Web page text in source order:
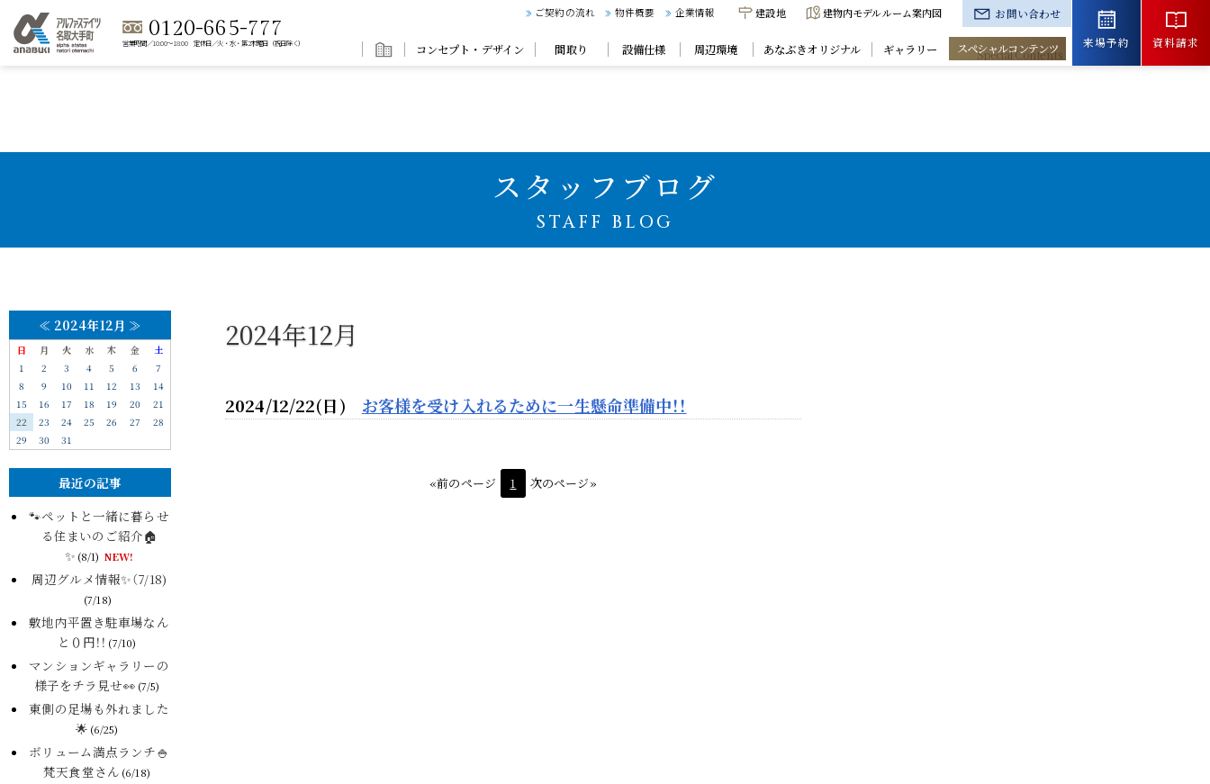
0120-665-777
営業時間／10:00～18:00 定休日／火・水・第2木曜日（祝日除く）
ご契約の流れ 物件概要 企業情報 建設地 建物内モデルルーム案内図
お問い合わせ
来場予約
資料請求
コンセプト・デザイン 間取り 設備仕様 周辺環境 あなぶきオリジナル ギャラリー スペシャルコンテンツ
スタッフブログ
STAFF BLOG
2024年12月
2024/12/22(日) お客様を受け入れるために一生懸命準備中！！
«前のページ 1 次のページ»
≪ 2024年12月 ≫
日 月 火 水 木 金
土
1
2 3 4 5 6
7
8
9 10 11 12 13
14
15
16 17 18 19 20
21
22
23 24 25 26 27
28
29
30 31
最近の記事
🐾ペットと一緒に暮らせ
る住まいのご紹介🏠
✨ (8/1) NEW!
周辺グルメ情報✨（7/18)
(7/18)
敷地内平置き駐車場なん
と０円！！ (7/10)
マンションギャラリーの
様子をチラ見せ👀 (7/5)
東側の足場も外れました
🌟 (6/25)
ボリューム満点ランチ🍚
梵天食堂さん (6/18)